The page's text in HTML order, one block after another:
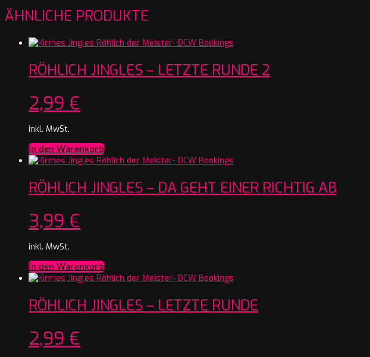
ÄHNLICHE PRODUKTE
RÖHLICH JINGLES – LETZTE RUNDE 2
2,99 €
inkl. MwSt.
In den Warenkorb
RÖHLICH JINGLES – DA GEHT EINER RICHTIG AB
3,99 €
inkl. MwSt.
In den Warenkorb
RÖHLICH JINGLES – LETZTE RUNDE
2,99 €